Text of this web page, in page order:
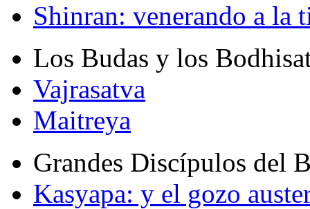
Shinran: venerando a la
Los Budas y los
Vajrasatva
Maitreya
Grandes Discípulos del
Kasyapa: y el gozo